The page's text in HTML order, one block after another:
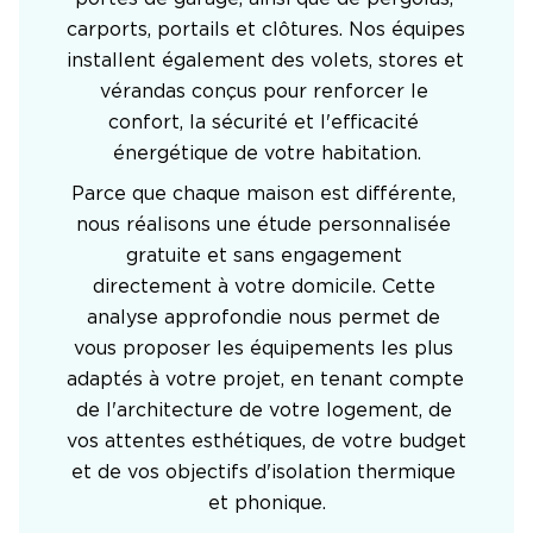
carports, portails et clôtures. Nos équipes
installent également des volets, stores et
vérandas conçus pour renforcer le
confort, la sécurité et l'efficacité
énergétique de votre habitation.
Parce que chaque maison est différente,
nous réalisons une étude personnalisée
gratuite et sans engagement
directement à votre domicile. Cette
analyse approfondie nous permet de
vous proposer les équipements les plus
adaptés à votre projet, en tenant compte
de l'architecture de votre logement, de
vos attentes esthétiques, de votre budget
et de vos objectifs d'isolation thermique
et phonique.